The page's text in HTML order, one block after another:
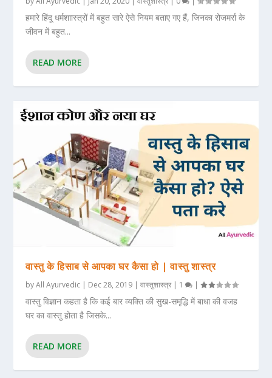
हमारे हिंदू धर्मशाास्त्रों में बहुत सारे ऐसे नियम बताए गए हैं, जिनका रोजमर्रा के
जीवन में बहुत...
READ MORE
वास्तु के हिसाब से आपका घर कैसा हो | वास्तु शास्त्र
byAll Ayurvedic | Dec 28, 2019 |वास्तुशास्त्र | 1 |
वास्तु विज्ञान कहता है कि कई बार व्यक्ति की सुख-समृद्धि में बाधा की वजह
घर का वास्तु होता है जिसके...
READ MORE